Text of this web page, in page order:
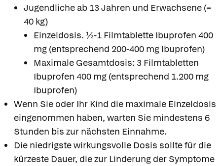
Jugendliche ab 13 Jahren und Erwachsene (=
40 kg)
Einzeldosis. ½-1 Filmtablette Ibuprofen 400
mg (entsprechend 200-400 mg Ibuprofen)
Maximale Gesamtdosis: 3 Filmtabletten
Ibuprofen 400 mg (entsprechend 1.200 mg
Ibuprofen)
Wenn Sie oder Ihr Kind die maximale Einzeldosis
eingenommen haben, warten Sie mindestens 6
Stunden bis zur nächsten Einnahme.
Die niedrigste wirkungsvolle Dosis sollte für die
kürzeste Dauer, die zur Linderung der Symptome